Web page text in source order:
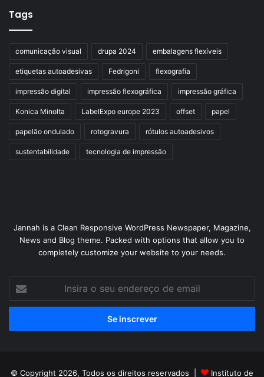
Tags
comunicação visual drupa 2024 embalagens flexíveis
etiquetas autoadesivas Fedrigoni flexografia
impressão digital impressão flexográfica impressão gráfica
Konica Minolta LabelExpo europe 2023 offset papel
papelão ondulado rotogravura rótulos autoadesivos
sustentabilidade tecnologia de impressão
Jannah is a Clean Responsive WordPress Newspaper, Magazine,
News and Blog theme. Packed with options that allow you to
completely customize your website to your needs.
seu
de
© Copyright 2026, Todos os direitos reservados | Instituto de